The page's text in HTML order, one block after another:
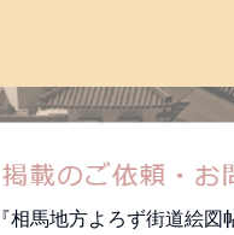
『相馬地方よろず街道絵図